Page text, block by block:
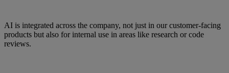
AI is integrated across the company, not just in our customer-facing
products but also for internal use in areas like research or code
reviews.